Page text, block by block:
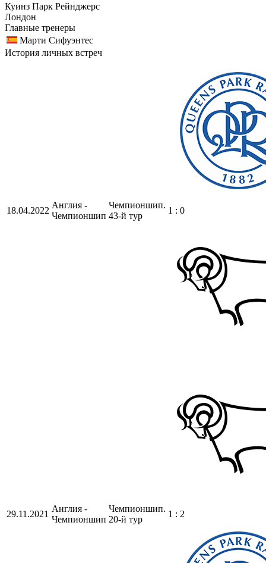
Куинз Парк Рейнджерс
Лондон
Главные тренеры
Марти Сифуэнтес
История личных встреч
18.04.2022
Англия -
Чемпионшип
Чемпионшип.
43-й тур
1 : 0
29.11.2021
Англия -
Чемпионшип
Чемпионшип.
20-й тур
1 : 2